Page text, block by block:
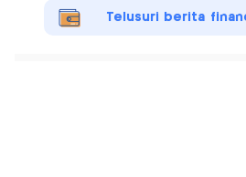
Telusuri berita